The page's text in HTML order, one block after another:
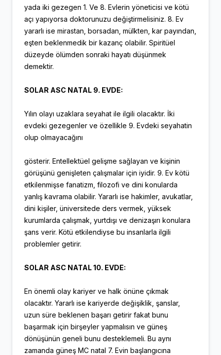
yada iki gezegen 1. Ve 8. Evlerin yöneticisi ve kötü
açı yapıyorsa doktorunuzu değiştirmelisiniz. 8. Ev
yararlı ise mirastan, borsadan, mülkten, kar payından,
eşten beklenmedik bir kazanç olabilir. Spiritüel
düzeyde ölümden sonraki hayatı düşünmek
demektir.
SOLAR ASC NATAL 9. EVDE:
Yılın olayı uzaklara seyahat ile ilgili olacaktır. İki
evdeki gezegenler ve özellikle 9. Evdeki seyahatin
olup olmayacağını
gösterir. Entellektüel gelişme sağlayan ve kişinin
görüşünü genişleten çalışmalar için iyidir. 9. Ev kötü
etkilenmişse fanatizm, filozofi ve dini konularda
yanlış kavrama olabilir. Yararlı ise hakimler, avukatlar,
dini kişiler, üniversitede ders vermek, yüksek
kurumlarda çalışmak, yurtdışı ve denizaşırı konulara
şans verir. Kötü etkilendiyse bu insanlarla ilgili
problemler getirir.
SOLAR ASC NATAL 10. EVDE:
En önemli olay kariyer ve halk önüne çıkmak
olacaktır. Yararlı ise kariyerde değişiklik, şanslar,
uzun süre beklenen başarı getirir fakat bunu
başarmak için birşeyler yapmalısın ve güneş
dönüşünün geneli bunu desteklemeli. Bu aynı
zamanda güneş MC natal 7. Evin başlangıcına